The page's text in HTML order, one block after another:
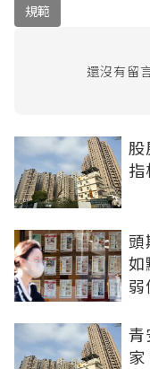
規範
還沒有留
如
青